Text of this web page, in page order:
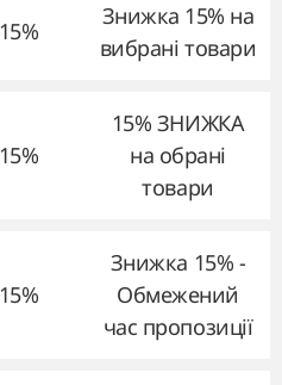
15%
Знижка 15% на
вибрані товари
15%
15% ЗНИЖКА
на обрані
товари
15%
Знижка 15% -
Обмежений
час пропозиції